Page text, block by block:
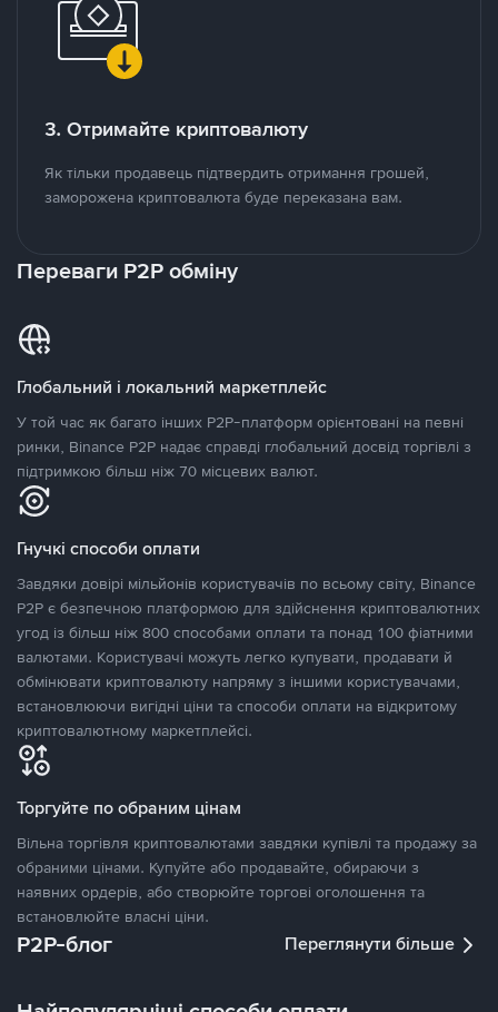
3. Отримайте криптовалюту
Як тільки продавець підтвердить отримання грошей,
заморожена криптовалюта буде переказана вам.
Переваги P2P обміну
Глобальний і локальний маркетплейс
У той час як багато інших P2P-платформ орієнтовані на певні
ринки, Binance P2P надає справді глобальний досвід торгівлі з
підтримкою більш ніж 70 місцевих валют.
Гнучкі способи оплати
Завдяки довірі мільйонів користувачів по всьому світу, Binance
P2P є безпечною платформою для здійснення криптовалютних
угод із більш ніж 800 способами оплати та понад 100 фіатними
валютами. Користувачі можуть легко купувати, продавати й
обмінювати криптовалюту напряму з іншими користувачами,
встановлюючи вигідні ціни та способи оплати на відкритому
криптовалютному маркетплейсі.
Торгуйте по обраним цінам
Вільна торгівля криптовалютами завдяки купівлі та продажу за
обраними цінами. Купуйте або продавайте, обираючи з
наявних ордерів, або створюйте торгові оголошення та
встановлюйте власні ціни.
P2P-блог Переглянути більше